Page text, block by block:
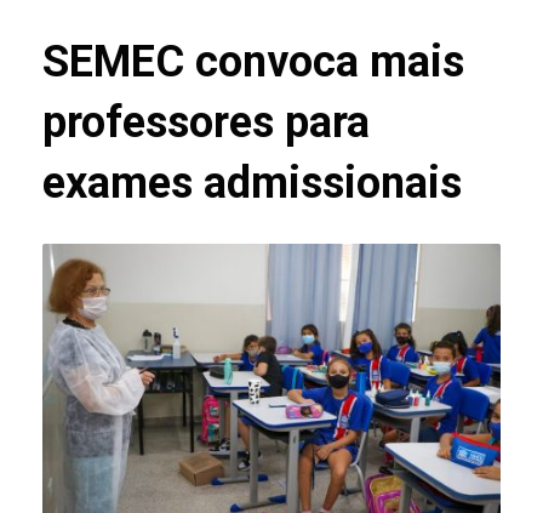
SEMEC convoca mais
professores para
exames admissionais